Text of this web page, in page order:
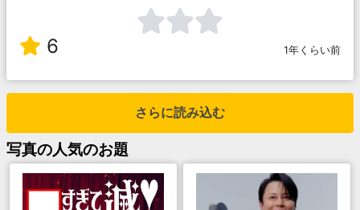
6 1年くらい前
さらに読み込む
写真の人気のお題